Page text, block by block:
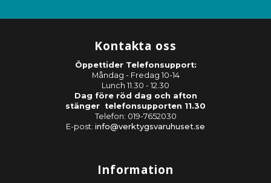
Kontakta oss
Öppettider Telefonsupport:
Måndag - Fredag 10-14
Lunch 11.30 - 12.30
Dag före röd dag och afton
stänger telefonsupporten 11.30
Telefon: 019-7652030
E-post: info@verktygsvaruhuset.se
Information